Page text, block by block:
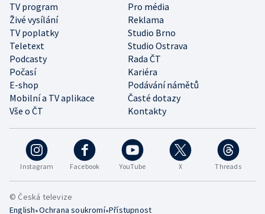
Instagram Facebook YouTube X Threads
TV program
Pro média
Živé vysílání
Reklama
TV poplatky
Studio Brno
Teletext
Studio Ostrava
Podcasty
Rada ČT
Počasí
Kariéra
E-shop
Podávání námětů
Mobilní a TV aplikace
Časté dotazy
Vše o ČT
Kontakty
© Česká televize
English•Ochrana soukromí•Přístupnost